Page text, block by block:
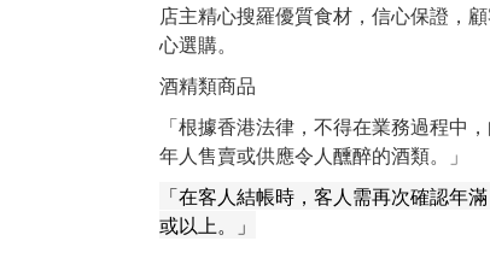
店主精心搜羅優質食材，信心保證，
心選購。
酒精類商品
「根據香港法律，不得在業務過程中
年人售賣或供應令人醺醉的酒類。」
「在客人結帳時，客人需再次確認年
或以上。」